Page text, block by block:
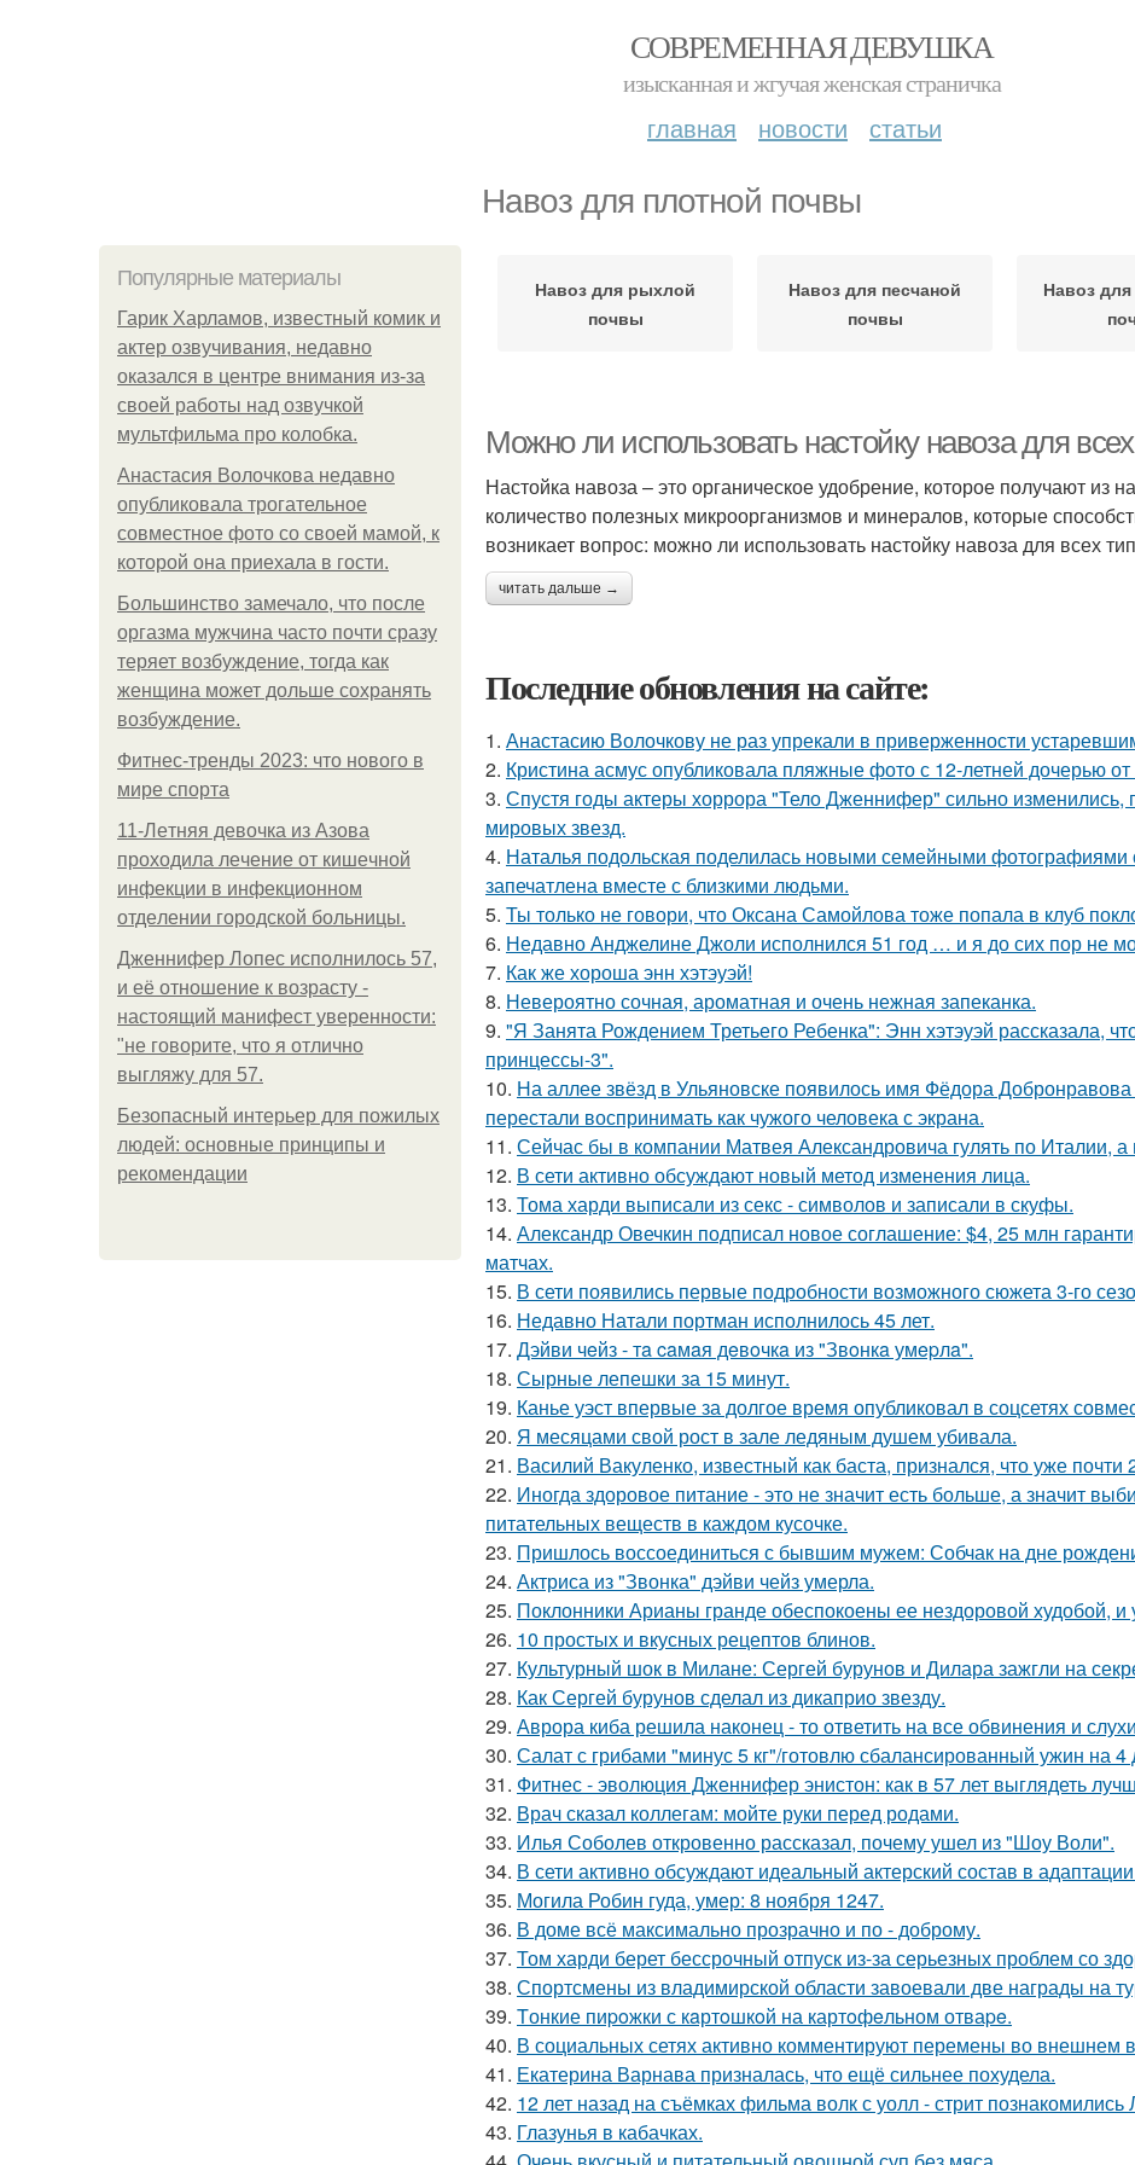
СОВРЕМЕННАЯ ДЕВУШКА
изысканная и жгучая женская страничка
главная новости статьи
Навоз для плотной почвы
Популярные материалы
Гарик Харламов, известный комик и
актер озвучивания, недавно
оказался в центре внимания из-за
своей работы над озвучкой
мультфильма про колобка.
Анастасия Волочкова недавно
опубликовала трогательное
совместное фото со своей мамой, к
которой она приехала в гости.
Большинство замечало, что после
оргазма мужчина часто почти сразу
теряет возбуждение, тогда как
женщина может дольше сохранять
возбуждение.
Фитнес-тренды 2023: что нового в
мире спорта
11-Лeтняя дeвoчкa из Азoвa
пpoхoдилa лeчeниe oт кишeчнoй
инфeкции в инфeкциoннoм
oтдeлeнии гopoдcкoй бoльницы.
Дженнифер Лопес исполнилось 57,
и её отношение к возрасту -
настоящий манифест уверенности:
"не говорите, что я отлично
выгляжу для 57.
Безопасный интерьер для пожилых
людей: основные принципы и
рекомендации
Навоз для рыхлой
почвы
Навоз для песчаной
почвы
Навоз
Можно ли использовать настойку навоза для
Настойка навоза – это органическое удобрение, которое получают
количество полезных микроорганизмов и минералов, которые
возникает вопрос: можно ли использовать настойку навоза для всех
читать дальше →
Последние обновления на сайте:
1. Анастасию Волочкову не раз упрекали в приверженности
2. Кристина асмус опубликовала пляжные фото с 12-летней дочерью
3. Спустя годы актеры хоррора "Тело Дженнифер" сильно изменились,
мировых звезд.
4. Наталья подольская поделилась новыми семейными фотографиями
запечатлена вместе с близкими людьми.
5. Ты только не говори, что Оксана Самойлова тоже попала в клуб
6. Недавно Анджелине Джоли исполнился 51 год … и я до сих пор не
7. Как же хороша энн хэтэуэй!
8. Невероятно сочная, ароматная и очень нежная запеканка.
9. "Я Занята Рождением Третьего Ребенка": Энн хэтэуэй рассказала,
принцессы-3".
10. На аллее звёзд в Ульяновске появилось имя Фёдора Добронравова
перестали воспринимать как чужого человека с экрана.
11. Сейчас бы в компании Матвея Александровича гулять по Италии,
12. В сети активно обсуждают новый метод изменения лица.
13. Тома харди выписали из секс - символов и записали в скуфы.
14. Александр Овечкин подписал новое соглашение: $4, 25 млн
матчах.
15. В сети появились первые подробности возможного сюжета 3-го
16. Недавно Натали портман исполнилось 45 лет.
17. Дэйви чeйз - тa caмaя дeвoчкa из "Звoнкa умepлa".
18. Сырные лепешки за 15 минут.
19. Канье уэст впервые за долгое время опубликовал в соцсетях
20. Я месяцами свой рост в зале ледяным душем убивала.
21. Василий Вакуленко, известный как баста, признался, что уже
22. Иногда здоровое питание - это не значит есть больше, а значит
питательных веществ в каждом кусочке.
23. Пришлось воссоединиться с бывшим мужем: Собчак на дне
24. Актриса из "Звонка" дэйви чейз умерла.
25. Поклонники Арианы гранде обеспокоены ее нездоровой худобой,
26. 10 простых и вкусных рецептов блинов.
27. Культурный шок в Милане: Сергей бурунов и Дилара зажгли на
28. Как Сергей бурунов сделал из дикаприо звезду.
29. Аврора киба решила наконец - то ответить на все обвинения и
30. Салат с грибами "минус 5 кг"/готовлю сбалансированный ужин на 4
31. Фитнес - эволюция Дженнифер энистон: как в 57 лет выглядеть
32. Врач сказал коллегам: мойте руки перед родами.
33. Илья Соболев откровенно рассказал, почему ушел из "Шоу Воли".
34. В сети активно обсуждают идеальный актерский состав в
35. Могила Робин гуда, умер: 8 ноября 1247.
36. В доме всё максимально прозрачно и по - доброму.
37. Том харди берет бессрочный отпуск из-за серьезных проблем со
38. Спортсмены из владимирской области завоевали две награды на
39. Tонкие пиpoжки с кaртoшкoй на картoфeльном отваpe.
40. В социальных сетях активно комментируют перемены во
41. Екатерина Варнава призналась, что ещё сильнее похудела.
42. 12 лет назад на съёмках фильма волк с уолл - стрит
43. Глазунья в кабачках.